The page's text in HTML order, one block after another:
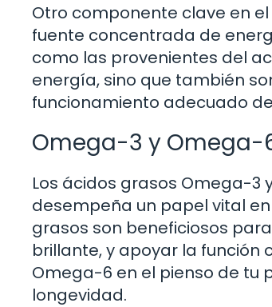
Otro componente clave en
fuente concentrada de
como las provenientes del
energía, sino que también
funcionamiento adecuado
Omega-3 y Omega-
Los ácidos grasos Omega-
desempeña un papel vital
grasos son beneficiosos
brillante, y apoyar la función
Omega-6 en el pienso de tu
longevidad.